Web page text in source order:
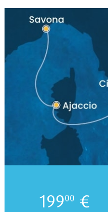
19900 €